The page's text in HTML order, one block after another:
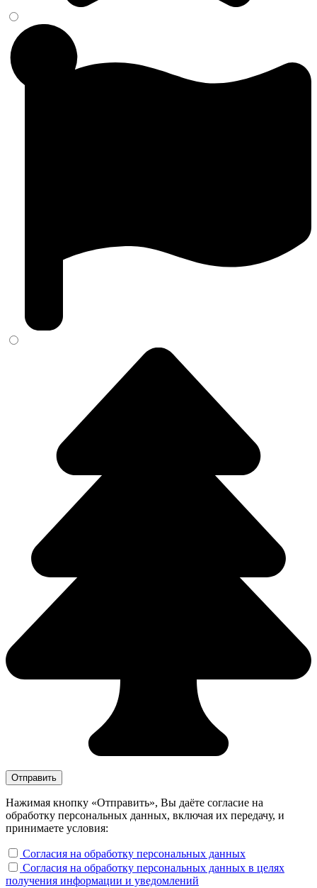
Нажимая кнопку «Отправить», Вы даёте согласие на
обработку персональных данных, включая их передачу, и
принимаете условия:
Согласия на обработку персональных данных
Согласия на обработку персональных данных в целях
получения информации и уведомлений